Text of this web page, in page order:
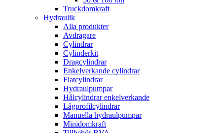
Truckdomkraft
Hydraulik
Alla produkter
Avdragare
Cylindrar
Cylinderkit
Dragcylindrar
Enkelverkande cylindrar
Flatcylindrar
Hydraulpumpar
Hålcylindrar enkelverkande
Lågprofilcylindrar
Manuella hydraulpumpar
Minidomkraft